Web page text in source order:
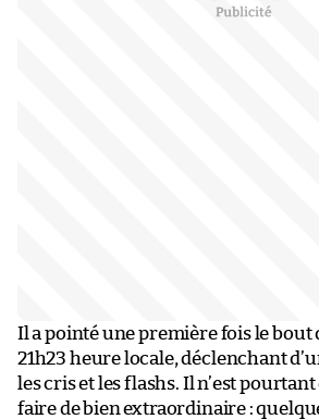
Il a pointé une première fois le bout
21h23 heure locale, déclenchant
les cris et les flashs. Il n’est
faire de bien extraordinaire :